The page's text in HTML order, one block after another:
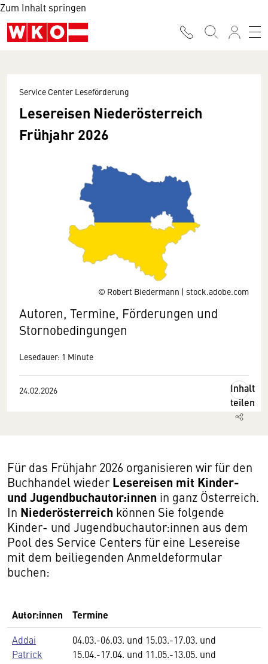
Zum Inhalt springen
© Robert Biedermann | stock.adobe.com
Service Center Leseförderung
Lesereisen Niederösterreich
Frühjahr 2026
Autoren, Termine, Förderungen und
Stornobedingungen
Lesedauer: 1 Minute
24.02.2026
Inhalt
teilen
Für das Frühjahr 2026 organisieren wir für den
Buchhandel wieder Lesereisen mit Kinder-
und Jugendbuchautor:innen in ganz Österreich.
In Niederösterreich können Sie folgende
Kinder- und Jugendbuchautor:innen aus dem
Pool des Service Centers für eine Lesereise
mit dem beiliegenden Anmeldeformular
buchen:
Autor:innen Termine
Addai
Patrick
04.03.-06.03. und 15.03.-17.03. und
15.04.-17.04. und 11.05.-13.05. und